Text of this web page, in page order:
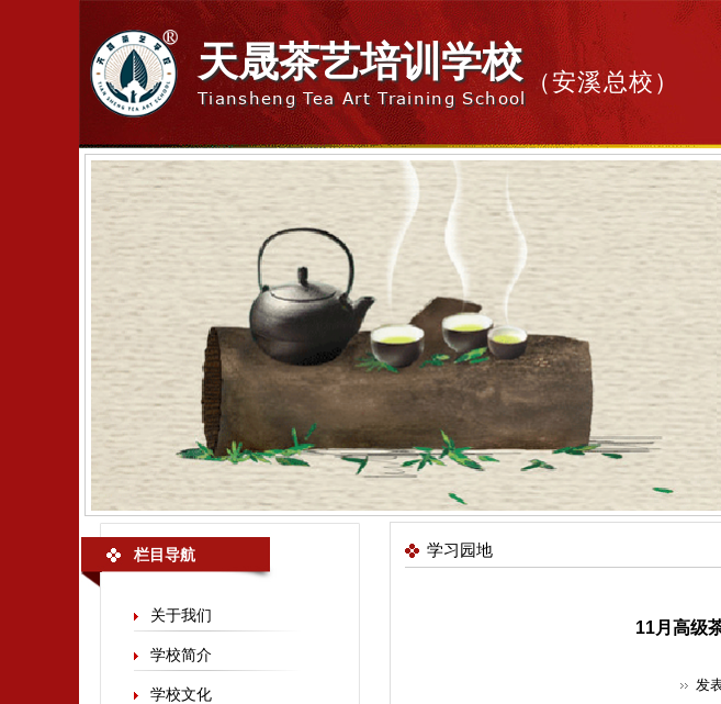
天晟茶艺培训学校
Tiansheng Tea Art Training School
（安溪总校）
栏目导航
关于我们
学校简介
学校文化
学习园地
11月高级
发